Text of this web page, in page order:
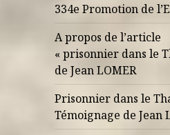
334e Promotion de
A propos de l’article
« prisonnier dans le
de Jean LOMER
Prisonnier dans le
Témoignage de Jean